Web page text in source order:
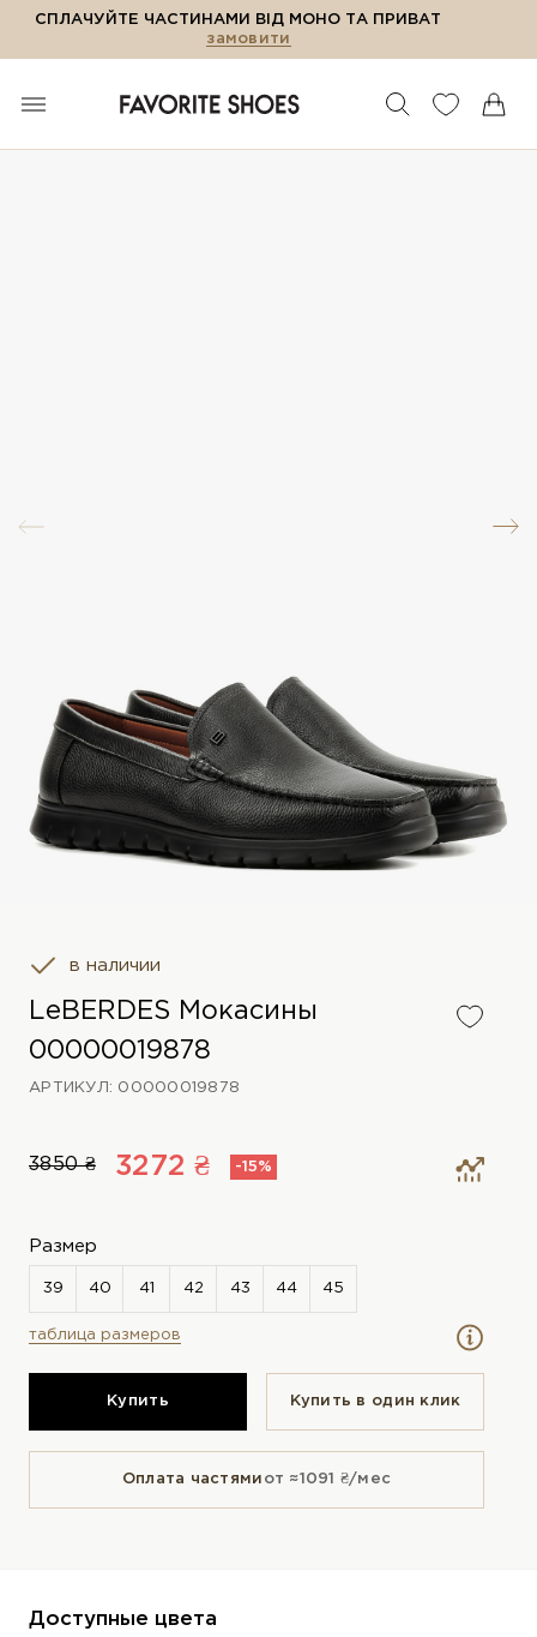
СПЛАЧУЙТЕ ЧАСТИНАМИ ВІД МОНО ТА ПРИВАТ
замовити
в наличии
LeBERDES Мокасины
00000019878
АРТИКУЛ: 00000019878
3850 ₴ 3272 ₴ -15%
Размер
таблица размеров
Купить Купить в один клик
Оплата частями от ≈1091 ₴/мес
Доступные цвета